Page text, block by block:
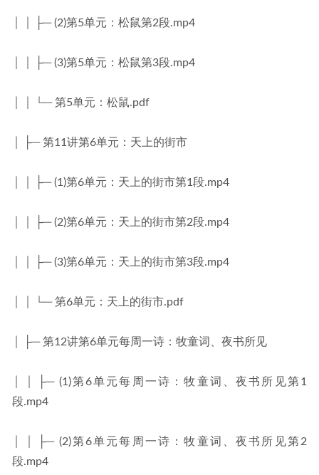
│ │ ├─ (2)第5单元：松鼠第2段.mp4
│ │ ├─ (3)第5单元：松鼠第3段.mp4
│ │ └─ 第5单元：松鼠.pdf
│ ├─ 第11讲第6单元：天上的街市
│ │ ├─ (1)第6单元：天上的街市第1段.mp4
│ │ ├─ (2)第6单元：天上的街市第2段.mp4
│ │ ├─ (3)第6单元：天上的街市第3段.mp4
│ │ └─ 第6单元：天上的街市.pdf
│ ├─ 第12讲第6单元每周一诗：牧童词、夜书所见
│ │ ├─ (1)第6单元每周一诗：牧童词、夜书所见第1
段.mp4
│ │ ├─ (2)第6单元每周一诗：牧童词、夜书所见第2
段.mp4